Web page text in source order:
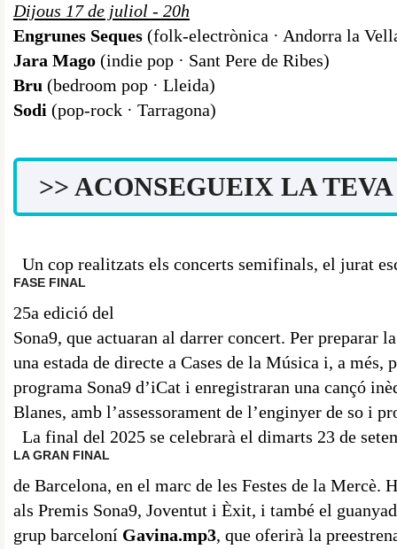
Dijous 17 de juliol - 20h
Engrunes Seques (folk-electrònica · Andorra la
Jara Mago (indie pop · Sant Pere de Ribes)
Bru (bedroom pop · Lleida)
Sodi (pop-rock · Tarragona)
>> ACONSEGUEIX LA
FASE FINAL
Un cop realitzats els concerts semifinals, el jurat
25a edició del
Sona9, que actuaran al darrer concert. Per preparar
una estada de directe a Cases de la Música i, a més,
programa Sona9 d’iCat i enregistraran una cançó
Blanes, amb l’assessorament de l’enginyer de so i
LA GRAN FINAL
La final del 2025 se celebrarà el dimarts 23 de
de Barcelona, en el marc de les Festes de la Mercè.
als Premis Sona9, Joventut i Èxit, i també el
grup barceloní Gavina.mp3, que oferirà la